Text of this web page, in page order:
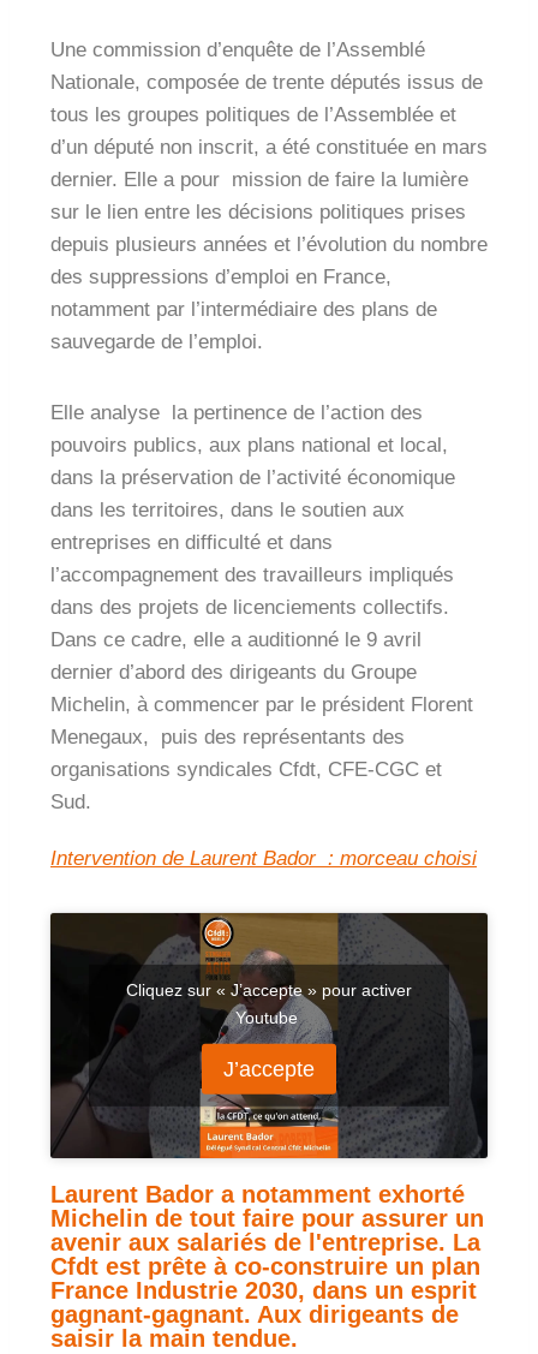
Une commission d’enquête de l’Assemblé
Nationale, composée de trente députés issus de
tous les groupes politiques de l’Assemblée et
d’un député non inscrit, a été constituée en mars
dernier. Elle a pour mission de faire la lumière
sur le lien entre les décisions politiques prises
depuis plusieurs années et l’évolution du nombre
des suppressions d’emploi en France,
notamment par l’intermédiaire des plans de
sauvegarde de l’emploi.
Elle analyse la pertinence de l’action des
pouvoirs publics, aux plans national et local,
dans la préservation de l’activité économique
dans les territoires, dans le soutien aux
entreprises en difficulté et dans
l’accompagnement des travailleurs impliqués
dans des projets de licenciements collectifs.
Dans ce cadre, elle a auditionné le 9 avril
dernier d’abord des dirigeants du Groupe
Michelin, à commencer par le président Florent
Menegaux, puis des représentants des
organisations syndicales Cfdt, CFE-CGC et
Sud.
Intervention de Laurent Bador : morceau choisi
Cliquez sur « J’accepte » pour activer
Youtube
J’accepte
Laurent Bador a notamment exhorté
Michelin de tout faire pour assurer un
avenir aux salariés de l'entreprise. La
Cfdt est prête à co-construire un plan
France Industrie 2030, dans un esprit
gagnant-gagnant. Aux dirigeants de
saisir la main tendue.